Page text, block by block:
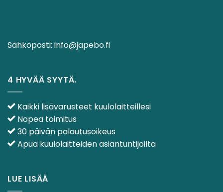
Sähköposti: info@japebo.fi
4 HYVÄÄ SYYTÄ.
Kaikki lisävarusteet kuulolaitteillesi
Nopea toimitus
30 päivän palautusoikeus
Apua kuulolaitteiden asiantuntijoilta
LUE LISÄÄ